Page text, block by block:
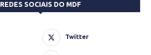
REDES SOCIAIS DO MDF
Twitter